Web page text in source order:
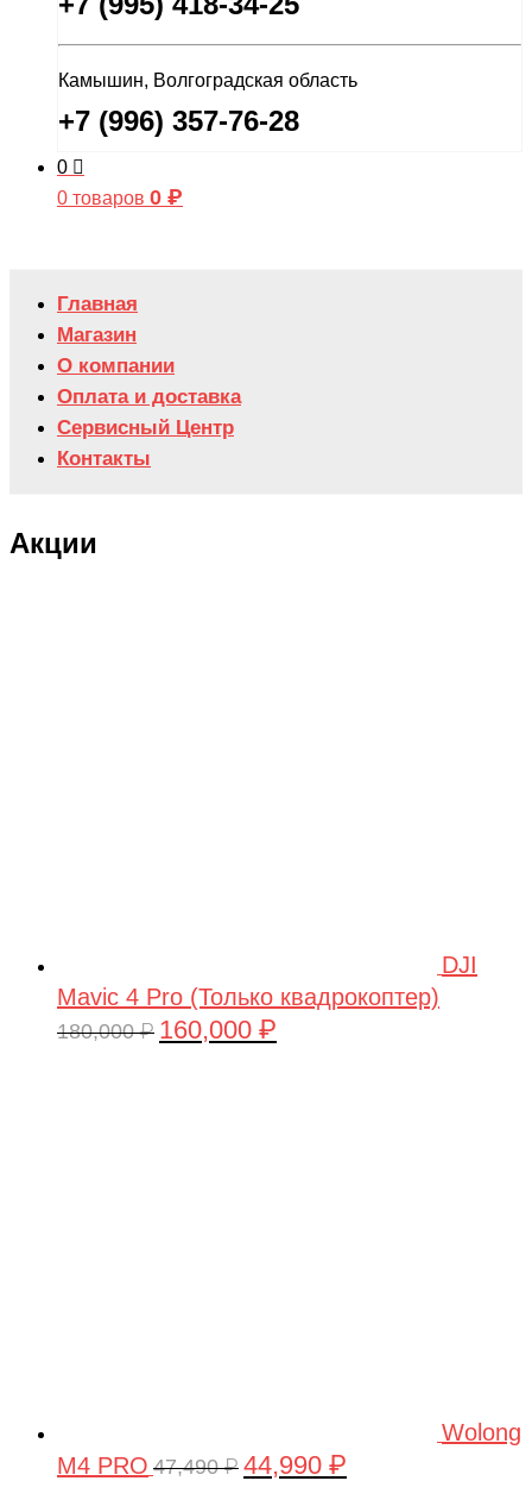
Камышин, Волгоградская область
+7 (996) 357-76-28
0
0 товаров 0 ₽
Главная
Магазин
О компании
Оплата и доставка
Сервисный Центр
Контакты
Акции
DJI
Mavic 4 Pro (Только квадрокоптер)
180,000₽ Первоначальная
160,000 ₽
Wolong
M4 PRO 47,490₽ Первоначальная
44,990 ₽